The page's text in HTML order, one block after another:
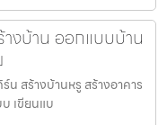
งบ้าน ออกแบบบ้าน
น สร้างบ้านหรู สร้างอาคาร
เขียนแบ